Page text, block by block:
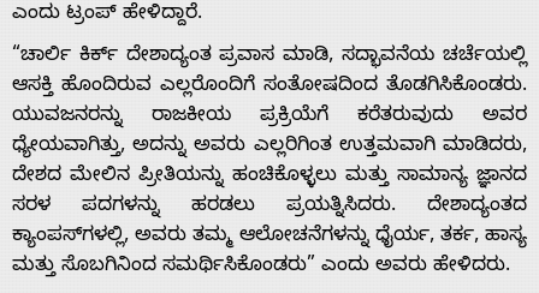
About
Us
Advertise
With
ಎಂದು ಟ್ರಂಪ್‌ ಹೇಳಿದ್ದಾರೆ.
“ಚಾರ್ಲಿ ಕಿರ್ಕ್ ದೇಶಾದ್ಯಂತ ಪ್ರವಾಸ ಮಾಡಿ, ಸದ್ಭಾವನೆಯ ಚರ್ಚೆಯಲ್ಲಿ
ಆಸಕ್ತಿ ಹೊಂದಿರುವ ಎಲ್ಲರೊಂದಿಗೆ ಸಂತೋಷದಿಂದ ತೊಡಗಿಸಿಕೊಂಡರು.
ಯುವಜನರನ್ನು ರಾಜಕೀಯ ಪ್ರಕ್ರಿಯೆಗೆ ಕರೆತರುವುದು ಅವರ
ಧ್ಯೇಯವಾಗಿತ್ತು, ಅದನ್ನು ಅವರು ಎಲ್ಲರಿಗಿಂತ ಉತ್ತಮವಾಗಿ ಮಾಡಿದರು,
ದೇಶದ ಮೇಲಿನ ಪ್ರೀತಿಯನ್ನು ಹಂಚಿಕೊಳ್ಳಲು ಮತ್ತು ಸಾಮಾನ್ಯ ಜ್ಞಾನದ
ಸರಳ ಪದಗಳನ್ನು ಹರಡಲು ಪ್ರಯತ್ನಿಸಿದರು. ದೇಶಾದ್ಯಂತದ
ಕ್ಯಾಂಪಸ್‌ಗಳಲ್ಲಿ, ಅವರು ತಮ್ಮ ಆಲೋಚನೆಗಳನ್ನು ಧೈರ್ಯ, ತರ್ಕ, ಹಾಸ್ಯ
ಮತ್ತು ಸೊಬಗಿನಿಂದ ಸಮರ್ಥಿಸಿಕೊಂಡರು” ಎಂದು ಅವರು ಹೇಳಿದರು.